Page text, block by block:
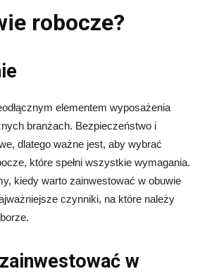
robocze?
elementem wyposażenia
branżach. Bezpieczeństwo i
dlatego ważne jest, aby wybrać
które spełni wszystkie wymagania.
kiedy warto zainwestować w obuwie
czynniki, na które należy
w